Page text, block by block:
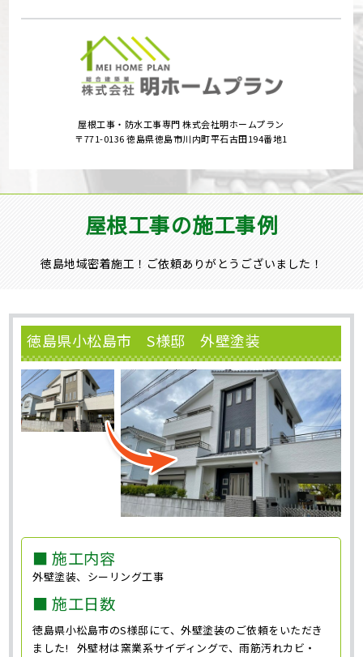
屋根工事・防水工事専門 株式会社明ホームプラン
〒771-0136 徳島県徳島市川内町平石古田194番地1
屋根工事の施工事例
徳島地域密着施工！ご依頼ありがとうございました！
徳島県小松島市 S様邸 外壁塗装
■ 施工内容
外壁塗装、シーリング工事
■ 施工日数
徳島県小松島市のS様邸にて、外壁塗装のご依頼をいただき
ました! 外壁材は窯業系サイディングで、雨筋汚れカビ・